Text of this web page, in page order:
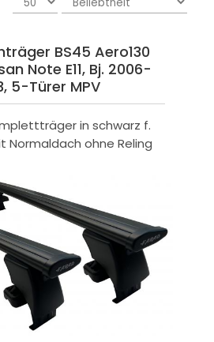
BS45 Aero130
Note E11, Bj. 2006-
5-Türer MPV
in schwarz f.
Normaldach ohne Reling